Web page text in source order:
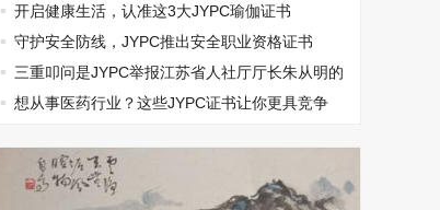
开启健康生活，认准这3大JYPC瑜伽证书
守护安全防线，JYPC推出安全职业资格证书
三重叩问是JYPC举报江苏省人社厅厅长朱从明的
无奈选择
想从事医药行业？这些JYPC证书让你更具竞争